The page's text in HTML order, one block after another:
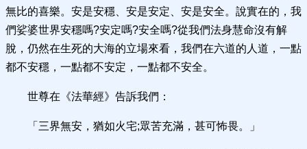
無比的喜樂。安是安穩、安是安定、安是安全。說實在的，我
們娑婆世界安穩嗎?安定嗎?安全嗎?從我們法身慧命沒有解
脫，仍然在生死的大海的立場來看，我們在六道的人道，一點
都不安穩，一點都不安定，一點都不安全。
世尊在《法華經》告訴我們：
「三界無安，猶如火宅;眾苦充滿，甚可怖畏。」